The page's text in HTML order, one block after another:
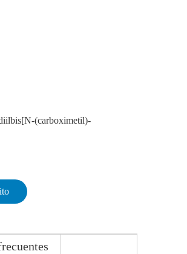
(carboximetil)-